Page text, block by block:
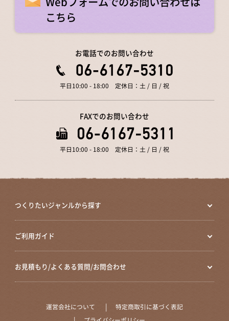
Webフォームでのお問い合わせは
こちら
お電話でのお問い合わせ
平日10:00 - 18:00 定休日：土 / 日 / 祝
FAXでのお問い合わせ
平日10:00 - 18:00 定休日：土 / 日 / 祝
つくりたいジャンルから探す
ご利用ガイド
お見積もり/よくある質問/お問合わせ
運営会社について 特定商取引に基づく表記